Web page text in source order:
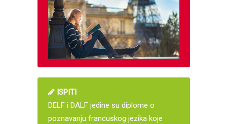
ISPITI
DELF i DALF jedine su diplome o
poznavanju francuskog jezika koje